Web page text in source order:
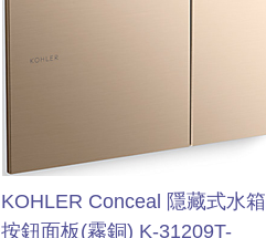
KOHLER Conceal 隱藏式水箱
按鈕面板(霧銅) K-31209T-